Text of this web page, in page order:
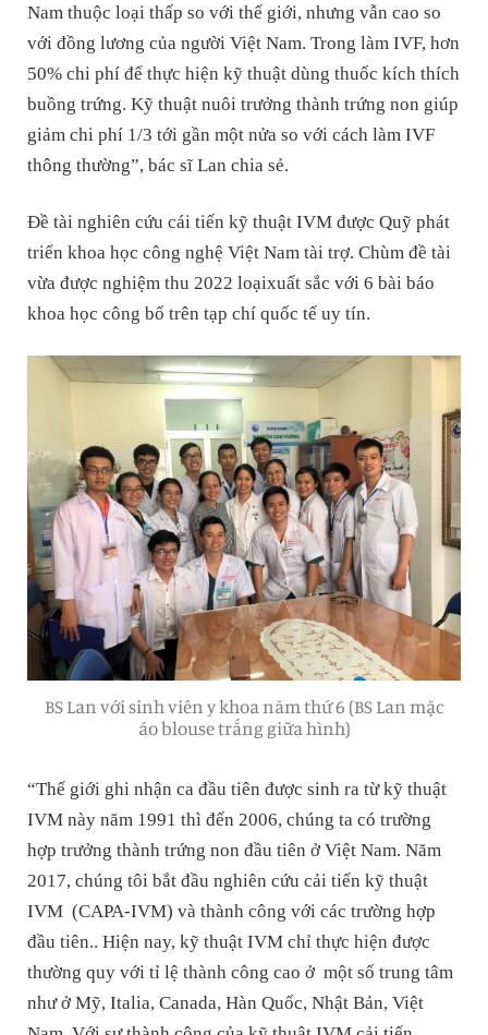
Nam thuộc loại thấp so với thế giới, nhưng vẫn cao so
với đồng lương của người Việt Nam. Trong làm IVF, hơn
50% chi phí để thực hiện kỹ thuật dùng thuốc kích thích
buồng trứng. Kỹ thuật nuôi trưởng thành trứng non giúp
giảm chi phí 1/3 tới gần một nửa so với cách làm IVF
thông thường”, bác sĩ Lan chia sẻ.
Đề tài nghiên cứu cái tiến kỹ thuật IVM được Quỹ phát
triển khoa học công nghệ Việt Nam tài trợ. Chùm đề tài
vừa được nghiệm thu 2022 loạixuất sắc với 6 bài báo
khoa học công bố trên tạp chí quốc tế uy tín.
BS Lan với sinh viên y khoa năm thứ 6 (BS Lan mặc
áo blouse trắng giữa hình)
“Thế giới ghi nhận ca đầu tiên được sinh ra từ kỹ thuật
IVM này năm 1991 thì đến 2006, chúng ta có trường
hợp trưởng thành trứng non đầu tiên ở Việt Nam. Năm
2017, chúng tôi bắt đầu nghiên cứu cải tiến kỹ thuật
IVM (CAPA-IVM) và thành công với các trường hợp
đầu tiên.. Hiện nay, kỹ thuật IVM chỉ thực hiện được
thường quy với tỉ lệ thành công cao ở một số trung tâm
như ở Mỹ, Italia, Canada, Hàn Quốc, Nhật Bản, Việt